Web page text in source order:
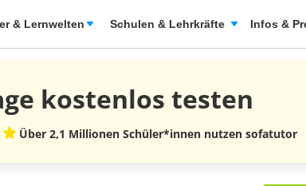
& Lernwelten Schulen & Lehrkräfte Infos &
kostenlos testen
Über 2,1 Millionen Schüler*innen nutzen sofatutor